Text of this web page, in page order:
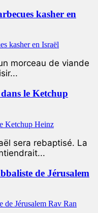
kasher en
morceau de viande
le Ketchup
sera rebaptisé. La
de Jérusalem